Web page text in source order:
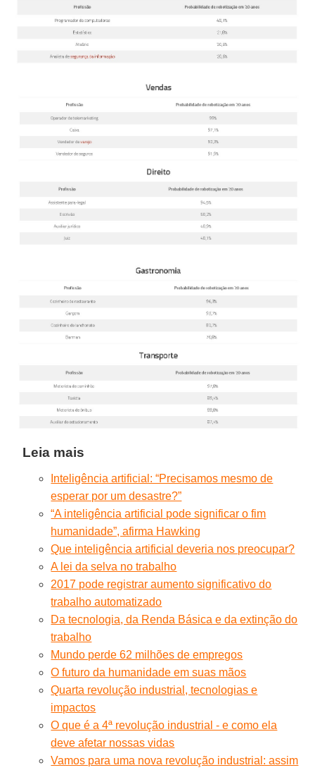
Leia mais
Inteligência artificial: “Precisamos mesmo de
esperar por um desastre?”
“A inteligência artificial pode significar o fim
humanidade”, afirma Hawking
Que inteligência artificial deveria nos preocupar?
A lei da selva no trabalho
2017 pode registrar aumento significativo do
trabalho automatizado
Da tecnologia, da Renda Básica e da extinção do
trabalho
Mundo perde 62 milhões de empregos
O futuro da humanidade em suas mãos
Quarta revolução industrial, tecnologias e
impactos
O que é a 4ª revolução industrial - e como ela
deve afetar nossas vidas
Vamos para uma nova revolução industrial: assim